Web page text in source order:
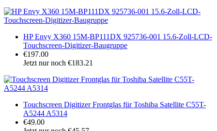
HP Envy X360 15M-BP111DX 925736-001 15.6-Zoll-LCD-
Touchscreen-Digitizer-Baugruppe
€197.00
Jetzt nur noch €183.21
Touchscreen Digitizer Frontglas für Toshiba Satellite C55T-
A5244 A5314
€49.00